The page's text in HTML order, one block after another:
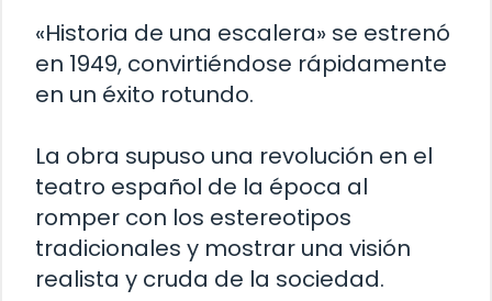
«Historia de una escalera» se estrenó
en 1949, convirtiéndose rápidamente
en un éxito rotundo.
La obra supuso una revolución en el
teatro español de la época al
romper con los estereotipos
tradicionales y mostrar una visión
realista y cruda de la sociedad.